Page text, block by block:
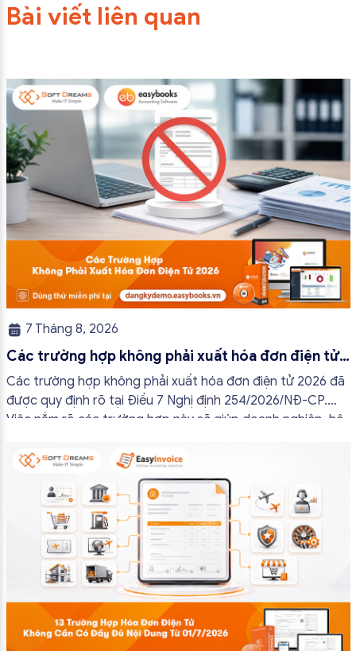
Bài viết liên quan
7 Tháng 8, 2026
Các trường hợp không phải xuất hóa đơn điện tử
2026
Các trường hợp không phải xuất hóa đơn điện tử 2026 đã
được quy định rõ tại Điều 7 Nghị định 254/2026/NĐ-CP.
Việc nắm rõ các trường hợp này sẽ giúp doanh nghiệp, hộ
tránh lập hóa đơn không cần thiết hoặc áp […]